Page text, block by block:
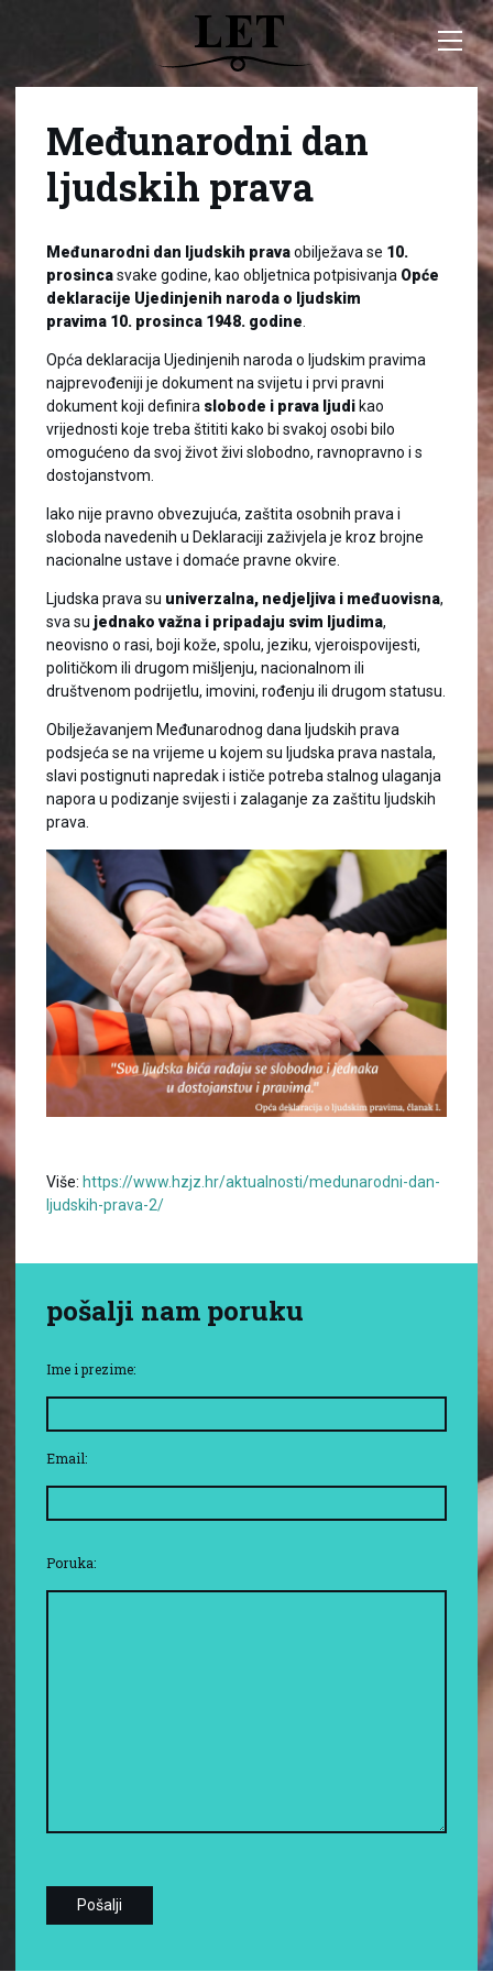
Međunarodni dan
ljudskih prava
Međunarodni dan ljudskih pravaobilježava se 10.
prosincasvake godine, kao obljetnica potpisivanja Opće
deklaracije Ujedinjenih naroda o ljudskim
pravima 10. prosinca 1948. godine
Opća deklaracija Ujedinjenih naroda o ljudskim pravima
najprevođeniji je dokument na svijetu i prvi pravni
dokument koji definira slobode i prava ljudi kao
vrijednosti koje treba štititi kako bi svakoj osobi bilo
omogućeno da svoj život živi slobodno, ravnopravno i s
dostojanstvom.
Iako nije pravno obvezujuća, zaštita osobnih prava i
sloboda navedenih u Deklaraciji zaživjela je kroz brojne
nacionalne ustave i domaće pravne okvire.
Ljudska prava su univerzalna, nedjeljiva i međuovisna,
sva su jednako važna i pripadaju svim ljudima,
neovisno o rasi, boji kože, spolu, jeziku, vjeroispovijesti,
političkom ili drugom mišljenju, nacionalnom ili
društvenom podrijetlu, imovini, rođenju ili drugom statusu.
Obilježavanjem Međunarodnog dana ljudskih prava
podsjeća se na vrijeme u kojem su ljudska prava nastala,
slavi postignuti napredak i ističe potreba stalnog ulaganja
napora u podizanje svijesti i zalaganje za zaštitu ljudskih
prava.
Više: https://www.hzjz.hr/aktualnosti/medunarodni-dan-
ljudskih-prava-2/
pošalji nam poruku
Ime i prezime:
Email:
Poruka: